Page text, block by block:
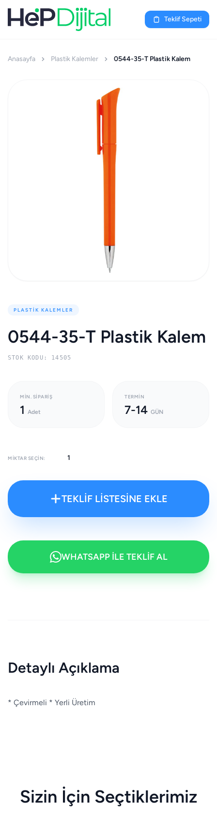
Teklif Sepeti
Anasayfa Plastik Kalemler 0544-35-T Plastik Kalem
PLASTIK KALEMLER
0544-35-T Plastik Kalem
STOK KODU: 14505
MIN. SIPARIŞ
1 Adet
TERMIN
7-14 GÜN
MIKTAR SEÇIN:
TEKLİF LİSTESİNE EKLE
WHATSAPP İLE TEKLİF AL
Detaylı Açıklama
* Çevirmeli * Yerli Üretim
Sizin İçin Seçtiklerimiz